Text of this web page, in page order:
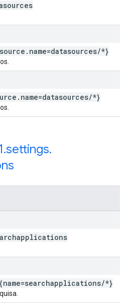
. name=datasources/*}
. name=datasources/*}
.settings.
{name=searchapplications/*}